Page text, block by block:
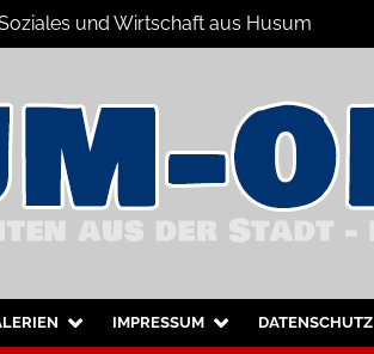
und Wirtschaft aus Husum
Umgebung
IMPRESSUM DATENSCHUTZ